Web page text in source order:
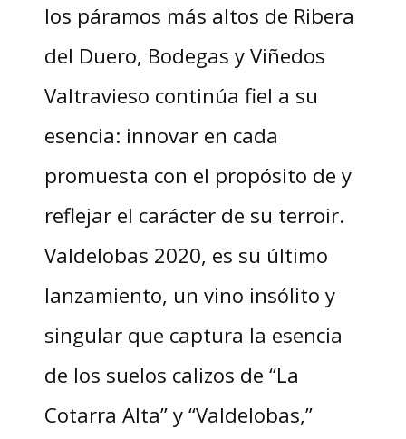
los páramos más altos de Ribera
del Duero, Bodegas y Viñedos
Valtravieso continúa fiel a su
esencia: innovar en cada
promuesta con el propósito de y
reflejar el carácter de su terroir.
Valdelobas 2020, es su último
lanzamiento, un vino insólito y
singular que captura la esencia
de los suelos calizos de “La
Cotarra Alta” y “Valdelobas,”